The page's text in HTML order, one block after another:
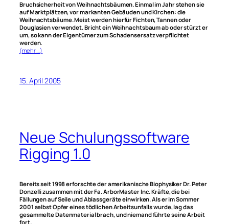
Bruchsicherheit von Weihnachtsbäumen. Einmal im Jahr stehen sie
auf Marktplätzen, vor markanten Gebäuden und Kirchen: die
Weihnachtsbäume. Meist werden hierfür Fichten, Tannen oder
Douglasien verwendet. Bricht ein Weihnachtsbaum ab oder stürzt er
um, so kann der Eigentümer zum Schadensersatz verpflichtet
werden.
(mehr …)
15. April 2005
Neue Schulungssoftware
Rigging 1.0
Bereits seit 1998 erforschte der amerikanische Biophysiker Dr. Peter
Donzelli zusammen mit der Fa. ArborMaster Inc. Kräfte, die bei
Fällungen auf Seile und Ablassgeräte einwirken. Als er im Sommer
2001 selbst Opfer eines tödlichen Arbeitsunfalls wurde, lag das
gesammelte Datenmaterial brach, und niemand führte seine Arbeit
fort.